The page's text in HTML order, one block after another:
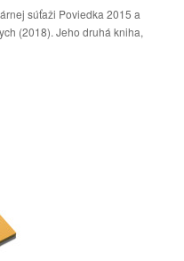
súťaži Poviedka 2015 a
(2018). Jeho druhá kniha,